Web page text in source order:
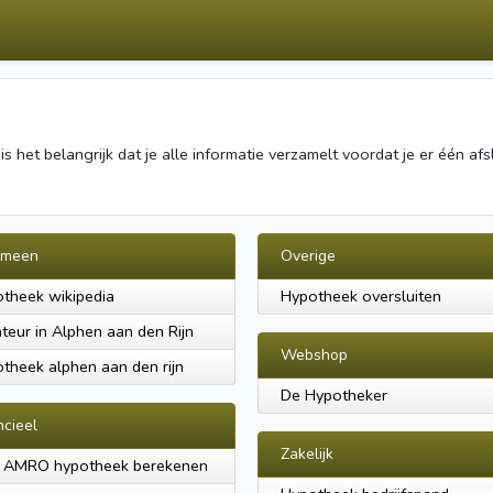
het belangrijk dat je alle informatie verzamelt voordat je er één
wikipedia
in Alphen aan den Rijn
alphen aan den rijn
hypotheek berekenen
Overige
Hypotheek oversluiten
Webshop
De Hypotheker
Zakelijk